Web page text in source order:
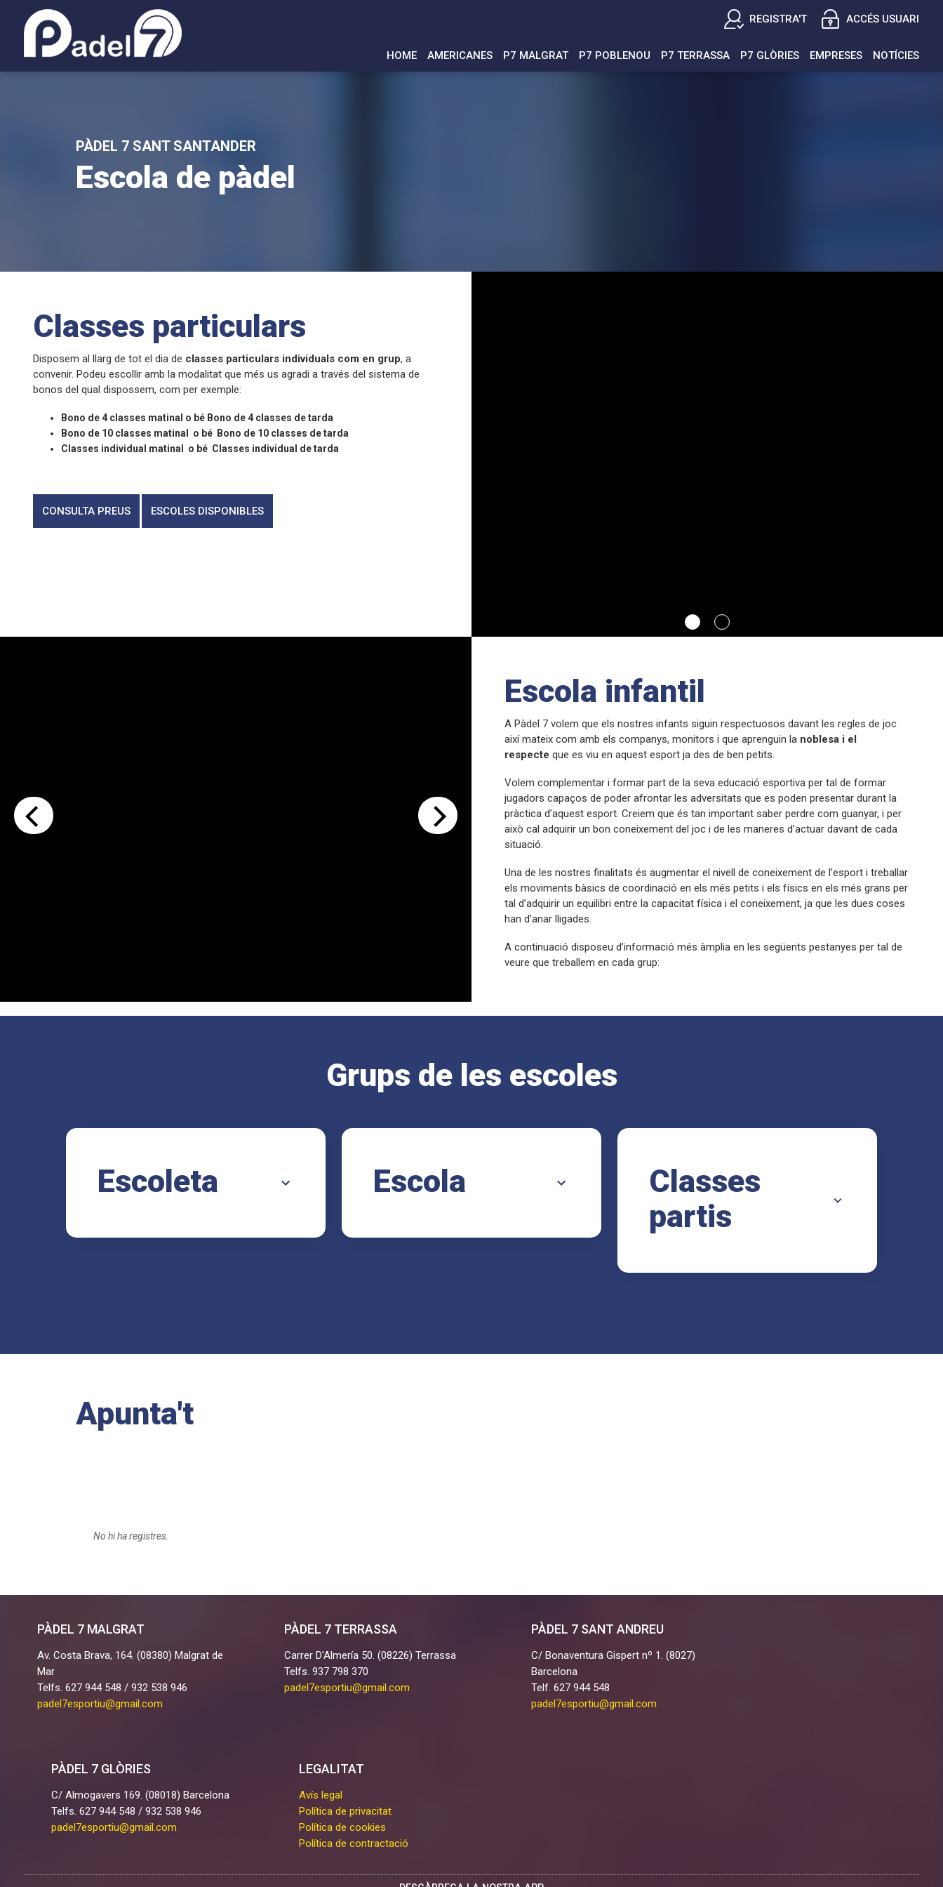
REGISTRA'T ACCÉS USUARI
HOME AMERICANES P7 MALGRAT P7 POBLENOU P7 TERRASSA P7 GLÒRIES EMPRESES NOTÍCIES
PÀDEL 7 SANT SANTANDER
Escola de pàdel
Classes particulars
Disposem al llarg de tot el dia de classes particulars individuals com en grup, a
convenir. Podeu escollir amb la modalitat que més us agradi a través del sistema de
bonos del qual dispossem, com per exemple:
Bono de 4 classes matinal o bé Bono de 4 classes de tarda
Bono de 10 classes matinal o bé Bono de 10 classes de tarda
Classes individual matinal o bé Classes individual de tarda
CONSULTA PREUS ESCOLES DISPONIBLES
Escola infantil
A Pàdel 7 volem que els nostres infants siguin respectuosos davant les regles de joc
així mateix com amb els companys, monitors i que aprenguin la noblesa i el
respecte que es viu en aquest esport ja des de ben petits.
Volem complementar i formar part de la seva educació esportiva per tal de formar
jugadors capaços de poder afrontar les adversitats que es poden presentar durant la
pràctica d’aquest esport. Creiem que és tan important saber perdre com guanyar, i per
això cal adquirir un bon coneixement del joc i de les maneres d’actuar davant de cada
situació.
Una de les nostres finalitats és augmentar el nivell de coneixement de l’esport i treballar
els moviments bàsics de coordinació en els més petits i els físics en els més grans per
tal d’adquirir un equilibri entre la capacitat física i el coneixement, ja que les dues coses
han d’anar lligades.
A continuació disposeu d’informació més àmplia en les següents pestanyes per tal de
veure que treballem en cada grup:
Grups de les escoles
Escoleta Escola
Classes
partis
Apunta't
No hi ha registres.
PÀDEL 7 MALGRAT
Av. Costa Brava, 164. (08380) Malgrat de
Mar
Telfs. 627 944 548 / 932 538 946
padel7esportiu@gmail.com
PÀDEL 7 TERRASSA
Carrer D'Almería 50. (08226) Terrassa
Telfs. 937 798 370
padel7esportiu@gmail.com
PÀDEL 7 SANT ANDREU
C/ Bonaventura Gispert nº 1. (8027)
Barcelona
Telf. 627 944 548
padel7esportiu@gmail.com
PÀDEL 7 GLÒRIES
C/ Almogavers 169. (08018) Barcelona
Telfs. 627 944 548 / 932 538 946
padel7esportiu@gmail.com
LEGALITAT
Avís legal
Política de privacitat
Política de cookies
Política de contractació